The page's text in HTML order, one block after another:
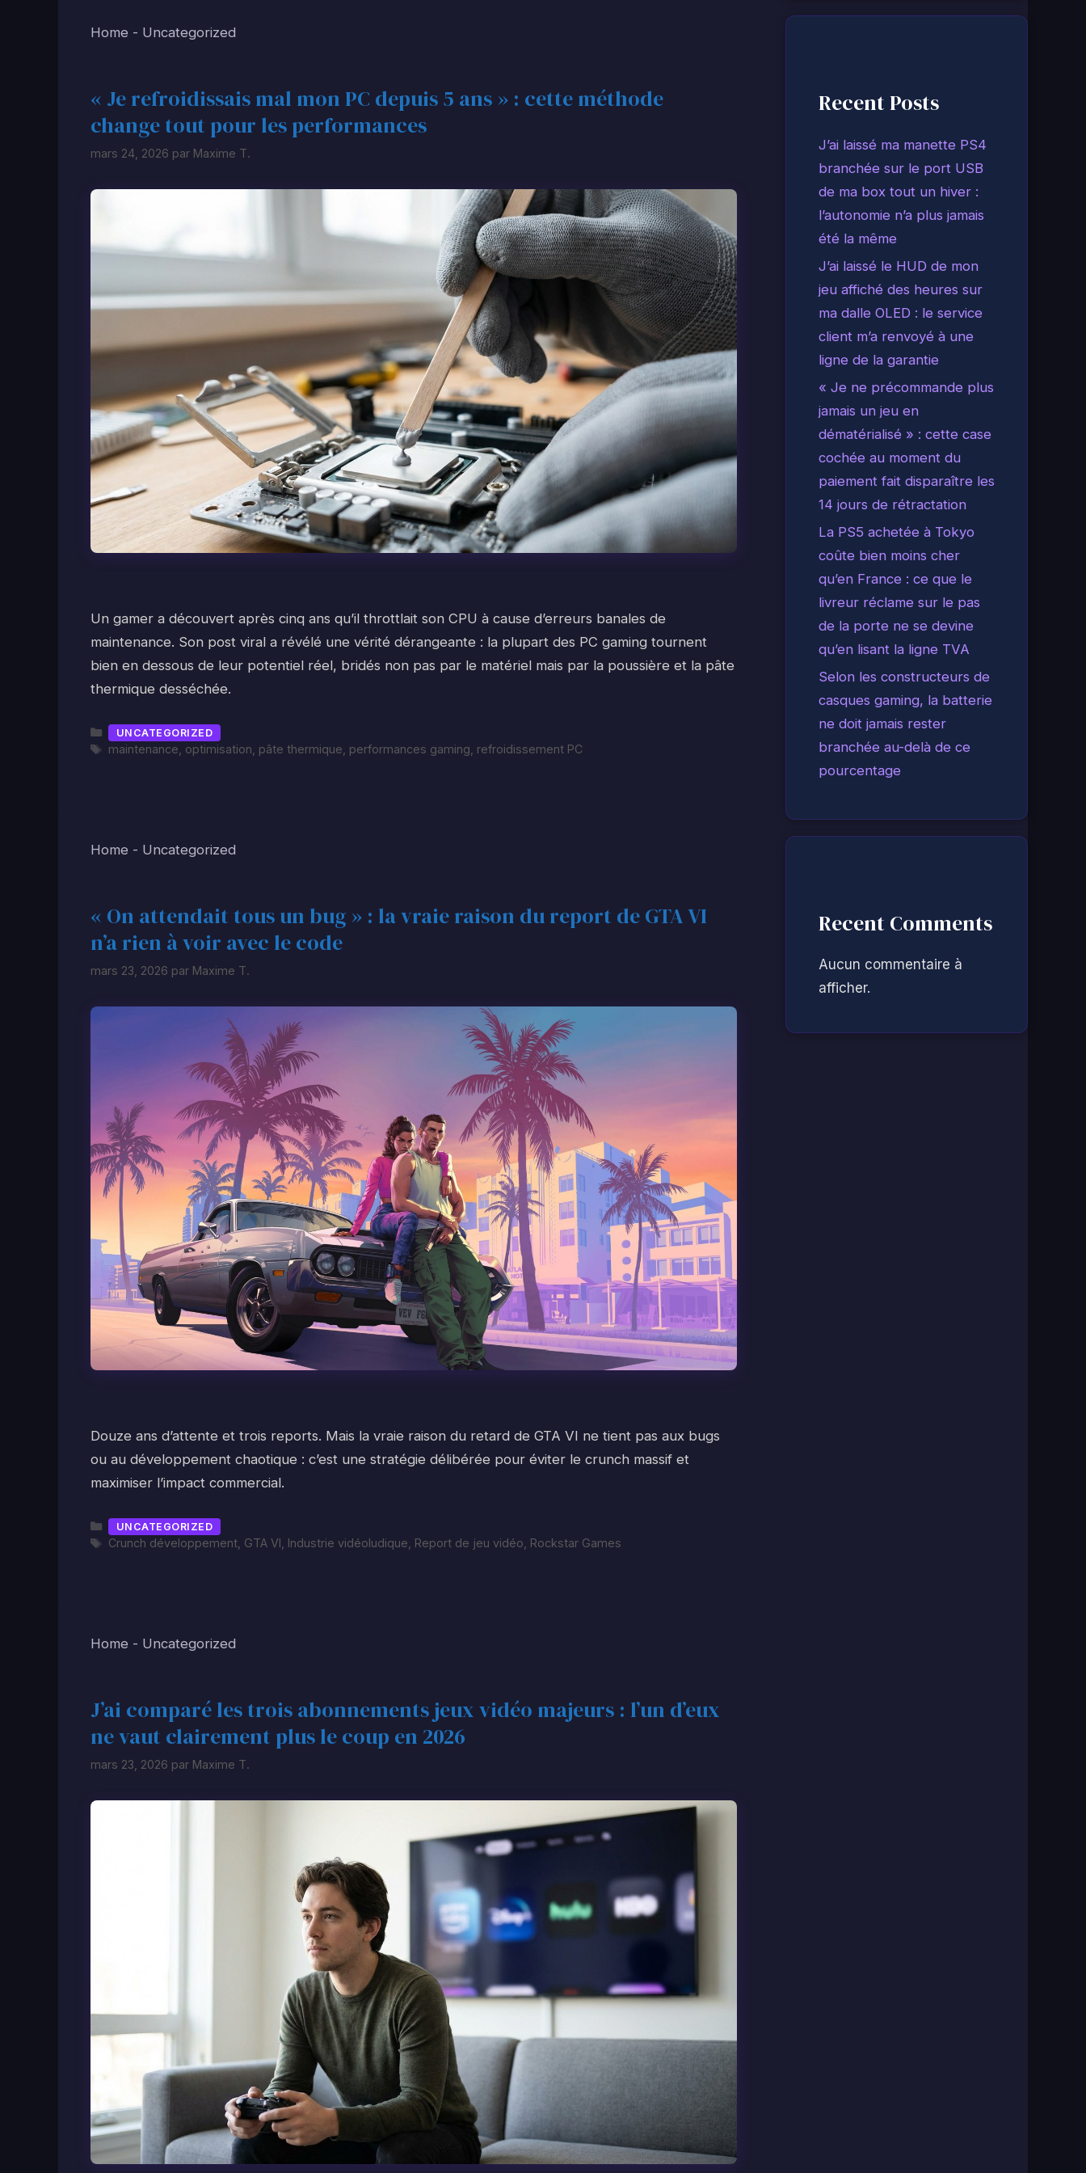
Home - Uncategorized
« Je refroidissais mal mon PC depuis 5 ans » : cette méthode
change tout pour les performances
mars 24, 2026 par Maxime T.
Un gamer a découvert après cinq ans qu’il throttlait son CPU à cause d’erreurs banales de
maintenance. Son post viral a révélé une vérité dérangeante : la plupart des PC gaming tournent
bien en dessous de leur potentiel réel, bridés non pas par le matériel mais par la poussière et la pâte
thermique desséchée.
Catégories
UNCATEGORIZED
Étiquettes
maintenance optimisation pâte thermique performances gaming refroidissement PC
Home - Uncategorized
« On attendait tous un bug » : la vraie raison du report de GTA VI
n’a rien à voir avec le code
mars 23, 2026 par Maxime T.
Douze ans d’attente et trois reports. Mais la vraie raison du retard de GTA VI ne tient pas aux bugs
ou au développement chaotique : c’est une stratégie délibérée pour éviter le crunch massif et
maximiser l’impact commercial.
Catégories
UNCATEGORIZED
Étiquettes
Crunch développement, GTA VI Industrie vidéoludique Report de jeu vidéo Rockstar Games
Home - Uncategorized
J’ai comparé les trois abonnements jeux vidéo majeurs : l’un d’eux
ne vaut clairement plus le coup en 2026
mars 23, 2026 par Maxime T.
Recent Posts
J’ai laissé ma manette PS4
branchée sur le port USB
de ma box tout un hiver :
l’autonomie n’a plus jamais
été la même
J’ai laissé le HUD de mon
jeu affiché des heures sur
ma dalle OLED : le service
client m’a renvoyé à une
ligne de la garantie
« Je ne précommande plus
jamais un jeu en
dématérialisé » : cette case
cochée au moment du
paiement fait disparaître les
14 jours de rétractation
La PS5 achetée à Tokyo
coûte bien moins cher
qu’en France : ce que le
livreur réclame sur le pas
de la porte ne se devine
qu’en lisant la ligne TVA
Selon les constructeurs de
casques gaming, la batterie
ne doit jamais rester
branchée au-delà de ce
pourcentage
Recent Comments
Aucun commentaire à
afficher.